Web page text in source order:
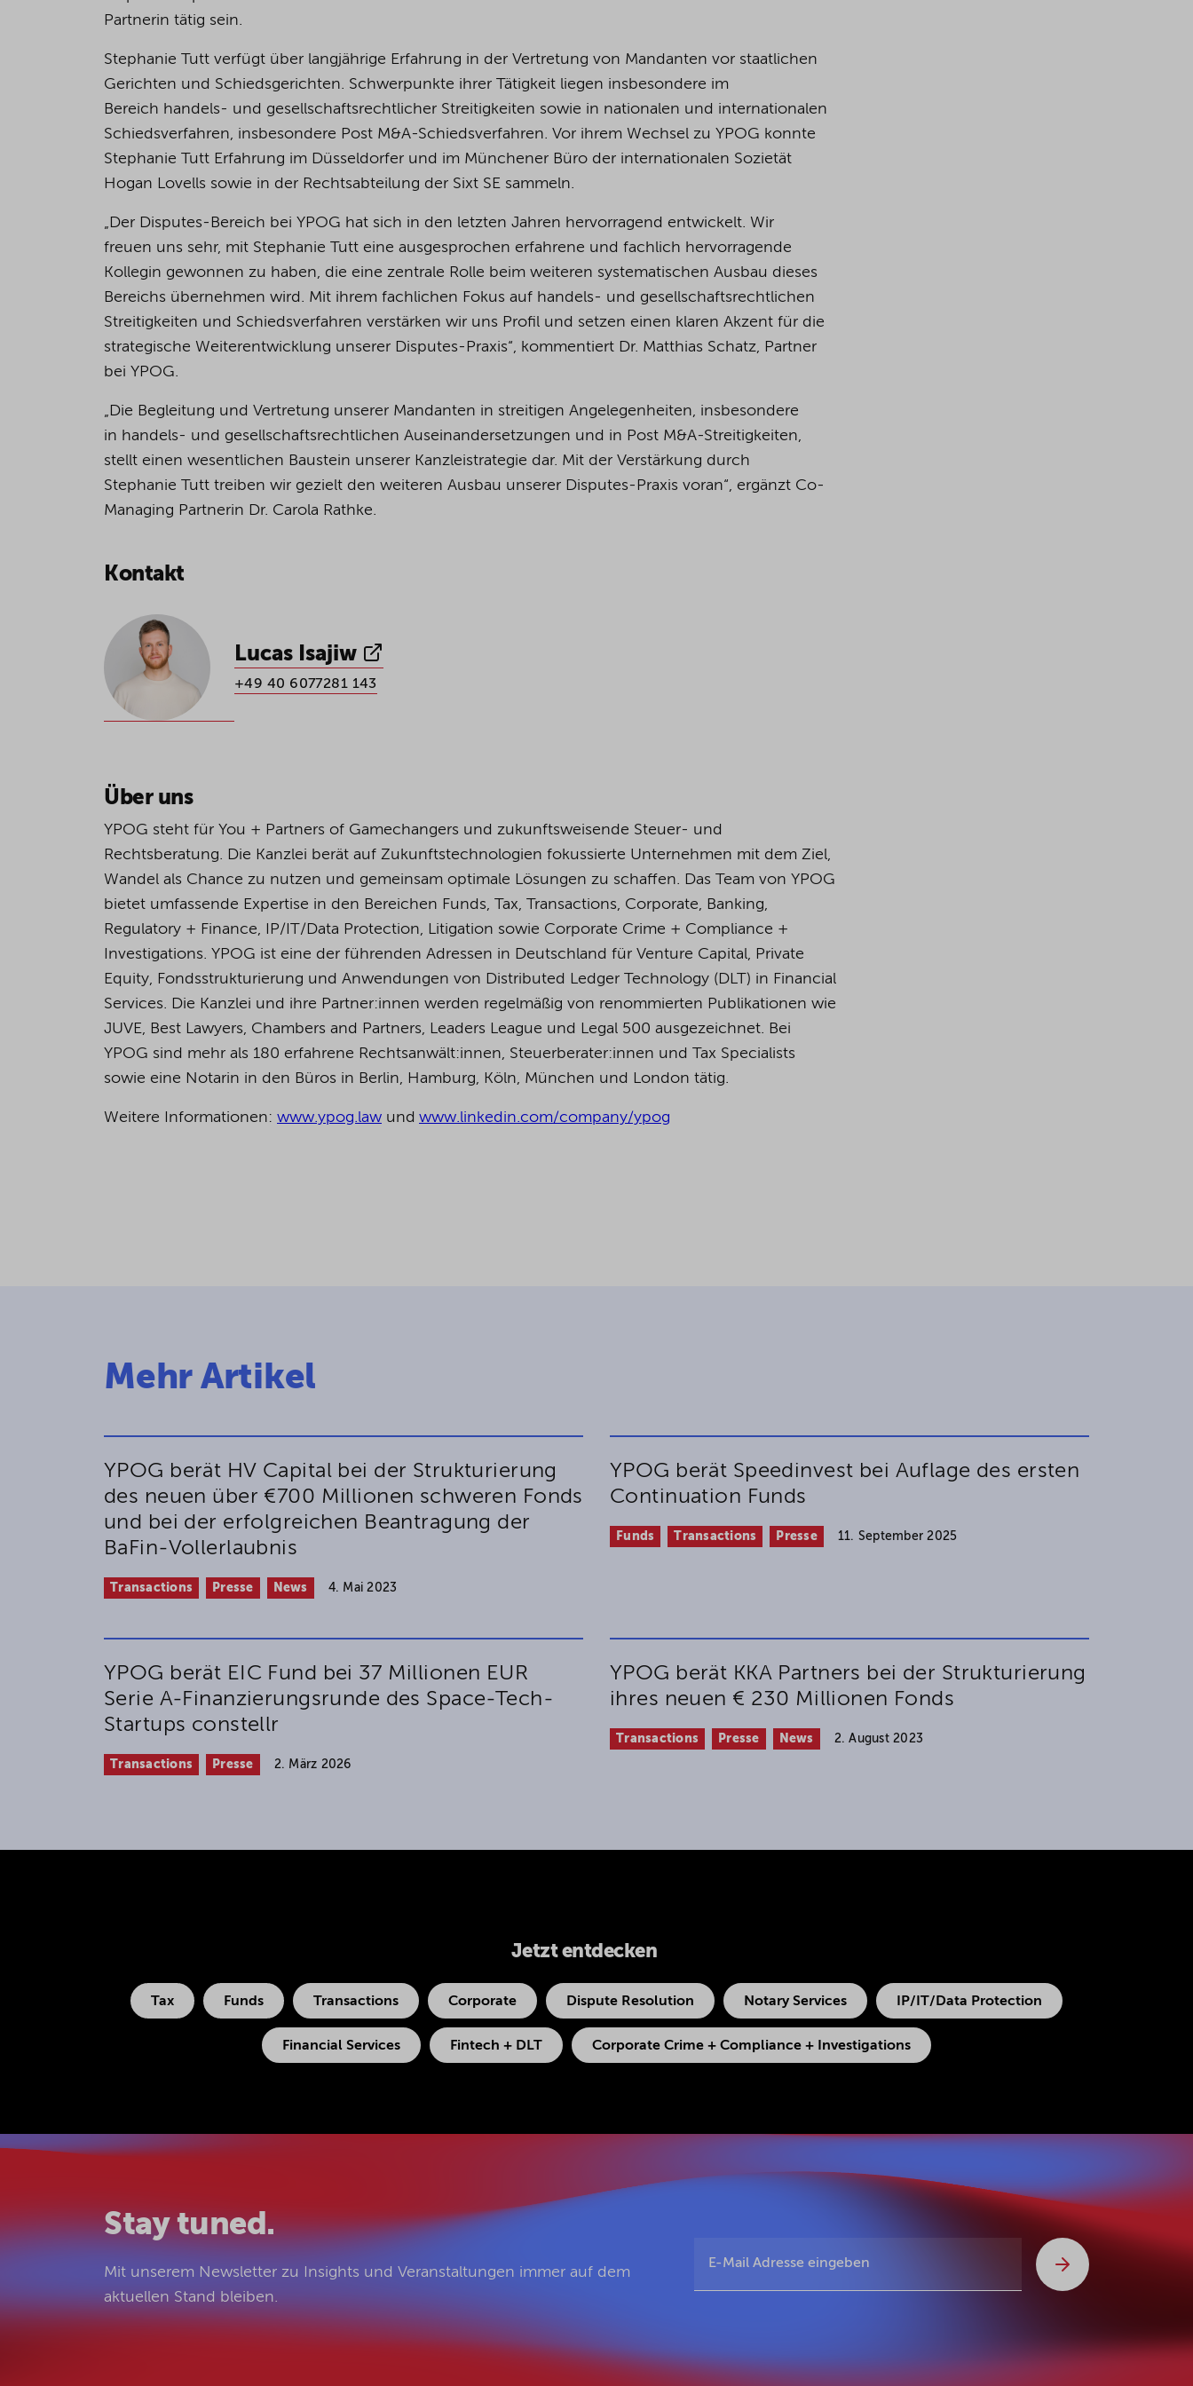
Partnerin tätig sein.
Stephanie Tutt verfügt über langjährige Erfahrung in der Vertretung von Mandanten vor staatlichen
Gerichten und Schiedsgerichten. Schwerpunkte ihrer Tätigkeit liegen insbesondere im
Bereich handels- und gesellschaftsrechtlicher Streitigkeiten sowie in nationalen und internationalen
Schiedsverfahren, insbesondere Post M&A-Schiedsverfahren. Vor ihrem Wechsel zu YPOG konnte
Stephanie Tutt Erfahrung im Düsseldorfer und im Münchener Büro der internationalen Sozietät
Hogan Lovells sowie in der Rechtsabteilung der Sixt SE sammeln.
„Der Disputes-Bereich bei YPOG hat sich in den letzten Jahren hervorragend entwickelt. Wir
freuen uns sehr, mit Stephanie Tutt eine ausgesprochen erfahrene und fachlich hervorragende
Kollegin gewonnen zu haben, die eine zentrale Rolle beim weiteren systematischen Ausbau dieses
Bereichs übernehmen wird. Mit ihrem fachlichen Fokus auf handels- und gesellschaftsrechtlichen
Streitigkeiten und Schiedsverfahren verstärken wir uns Profil und setzen einen klaren Akzent für die
strategische Weiterentwicklung unserer Disputes-Praxis“, kommentiert Dr. Matthias Schatz, Partner
bei YPOG.
„Die Begleitung und Vertretung unserer Mandanten in streitigen Angelegenheiten, insbesondere
in handels- und gesellschaftsrechtlichen Auseinandersetzungen und in Post M&A-Streitigkeiten,
stellt einen wesentlichen Baustein unserer Kanzleistrategie dar. Mit der Verstärkung durch
Stephanie Tutt treiben wir gezielt den weiteren Ausbau unserer Disputes-Praxis voran“, ergänzt Co-
Managing Partnerin Dr. Carola Rathke.
Kontakt
Lucas Isajiw
+49 40 6077281 143
Über uns
YPOG steht für You + Partners of Gamechangers und zukunftsweisende Steuer- und
Rechtsberatung. Die Kanzlei berät auf Zukunftstechnologien fokussierte Unternehmen mit dem Ziel,
Wandel als Chance zu nutzen und gemeinsam optimale Lösungen zu schaffen. Das Team von YPOG
bietet umfassende Expertise in den Bereichen Funds, Tax, Transactions, Corporate, Banking,
Regulatory + Finance, IP/IT/Data Protection, Litigation sowie Corporate Crime + Compliance +
Investigations. YPOG ist eine der führenden Adressen in Deutschland für Venture Capital, Private
Equity, Fondsstrukturierung und Anwendungen von Distributed Ledger Technology (DLT) in Financial
Services. Die Kanzlei und ihre Partner:innen werden regelmäßig von renommierten Publikationen wie
JUVE, Best Lawyers, Chambers and Partners, Leaders League und Legal 500 ausgezeichnet. Bei
YPOG sind mehr als 180 erfahrene Rechtsanwält:innen, Steuerberater:innen und Tax Specialists
sowie eine Notarin in den Büros in Berlin, Hamburg, Köln, München und London tätig.
Weitere Informationen: www.ypog.law und www.linkedin.com/company/ypog
Mehr Artikel
YPOG berät HV Capital bei der Strukturierung
des neuen über €700 Millionen schweren Fonds
und bei der erfolgreichen Beantragung der
BaFin-Vollerlaubnis
Transactions Presse News 4. Mai 2023
YPOG berät Speedinvest bei Auflage des ersten
Continuation Funds
Funds Transactions Presse 11. September 2025
YPOG berät EIC Fund bei 37 Millionen EUR
Serie A-Finanzierungsrunde des Space-Tech-
Startups constellr
Transactions Presse 2. März 2026
YPOG berät KKA Partners bei der Strukturierung
ihres neuen € 230 Millionen Fonds
Transactions Presse News 2. August 2023
Jetzt entdecken
Tax Funds Transactions Corporate Dispute Resolution Notary Services IP/IT/Data Protection
Financial Services Fintech + DLT Corporate Crime + Compliance + Investigations
Stay tuned.
Mit unserem Newsletter zu Insights und Veranstaltungen immer auf dem
aktuellen Stand bleiben.